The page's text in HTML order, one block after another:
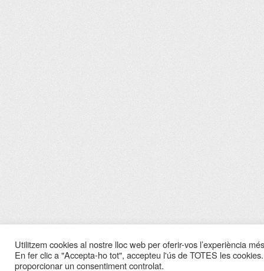
Utilitzem cookies al nostre lloc web per oferir-vos l’experiència
En fer clic a "Accepta-ho tot", accepteu l'ús de TOTES les
proporcionar un consentiment controlat.